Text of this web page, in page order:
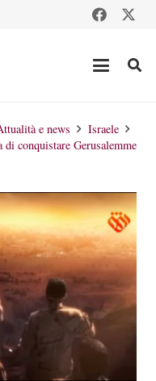
e news
Israele
conquistare Gerusalemme